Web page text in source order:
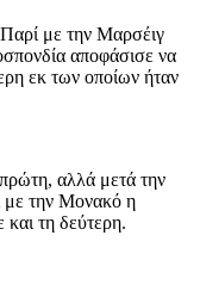
με την Μαρσέιγ
αποφάσισε να
εκ των οποίων ήταν
αλλά μετά την
με την Μονακό η
τη δεύτερη.